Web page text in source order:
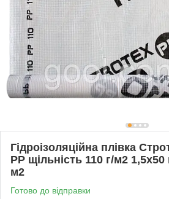
Гідроізоляційна плівка
PP щільність 110 г/м2
м2
Готово до відправки